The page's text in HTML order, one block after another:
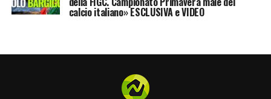
calcio italiano» ESCLUSIVA e VIDEO